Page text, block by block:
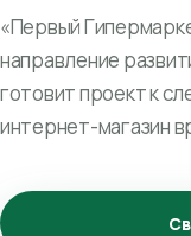
«Первый
направление
готовит проект к
интернет-магазин